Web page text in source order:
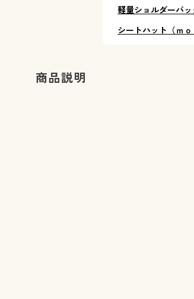
軽量ショルダーバ
シートハット（ｍ
商品説明